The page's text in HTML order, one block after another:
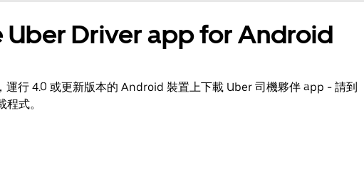
Driver app for Android
運行 4.0 或更新版本的 Android 裝置上下載 Uber 司機夥伴 app - 請到
式。